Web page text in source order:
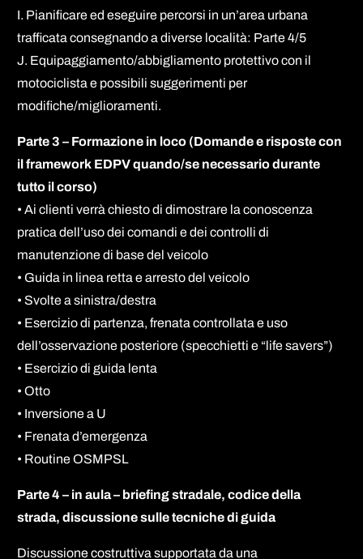
I. Pianificare ed eseguire percorsi in un’area urbana
trafficata consegnando a diverse località: Parte 4/5
J. Equipaggiamento/abbigliamento protettivo con il
motociclista e possibili suggerimenti per
modifiche/miglioramenti.
Parte 3 – Formazione in loco (Domande e risposte con
il framework EDPV quando/se necessario durante
tutto il corso)
• Ai clienti verrà chiesto di dimostrare la conoscenza
pratica dell’uso dei comandi e dei controlli di
manutenzione di base del veicolo
• Guida in linea retta e arresto del veicolo
• Svolte a sinistra/destra
• Esercizio di partenza, frenata controllata e uso
dell’osservazione posteriore (specchietti e “life savers”)
• Esercizio di guida lenta
• Otto
• Inversione a U
• Frenata d’emergenza
• Routine OSMPSL
Parte 4 – in aula – briefing stradale, codice della
strada, discussione sulle tecniche di guida
Discussione costruttiva supportata da una